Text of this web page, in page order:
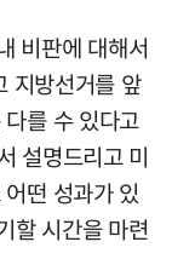
비판에 대해서
지방선거를 앞
를 수 있다고
설명드리고 미
떤 성과가 있
할 시간을 마련